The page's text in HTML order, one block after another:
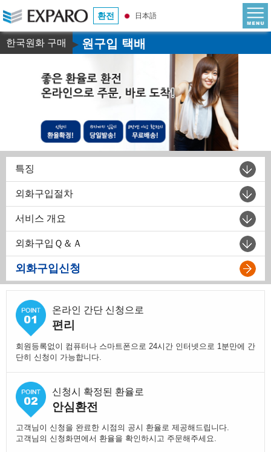
환전 日本語
한국원화 구매 ▶원구입 택배
특징
외화구입절차
서비스 개요
외화구입Ｑ＆Ａ
외화구입신청
온라인 간단 신청으로
편리
회원등록없이 컴퓨터나 스마트폰으로 24시간 인터넷으로 1분만에 간
단히 신청이 가능합니다.
신청시 확정된 환율로
안심환전
고객님이 신청을 완료한 시점의 공시 환율로 제공해드립니다.
고객님의 신청화면에서 환율을 확인하시고 주문해주세요.